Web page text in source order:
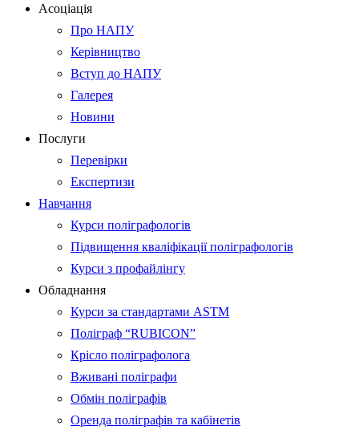
Асоціація
Про НАПУ
Керівництво
Вступ до НАПУ
Галерея
Новини
Послуги
Перевірки
Експертизи
Навчання
Курси поліграфологів
Підвищення кваліфікації поліграфологів
Курси з профайлінгу
Обладнання
Курси за стандартами ASTM
Поліграф “RUBICON”
Крісло поліграфолога
Вживані поліграфи
Обмін поліграфів
Оренда поліграфів та кабінетів